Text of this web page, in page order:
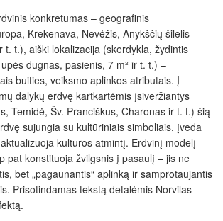
konkretumas – geografinis
Krekenava, Nevėžis, Anykščių šilelis
t. t.), aiški lokalizacija (skerdykla, žydintis
dugnas, pasienis, 7 m² ir t. t.) –
buities, veiksmo aplinkos atributais. Į
dalykų erdvę kartkartėmis įsiveržiantys
Temidė, Šv. Pranciškus, Charonas ir t. t.) šią
sujungia su kultūriniais simboliais, įveda
kultūros atmintį. Erdvinį modelį
pat konstituoja žvilgsnis į pasaulį – jis ne
bet „pagaunantis“ aplinką ir samprotaujantis
Prisotindamas tekstą detalėmis Norvilas